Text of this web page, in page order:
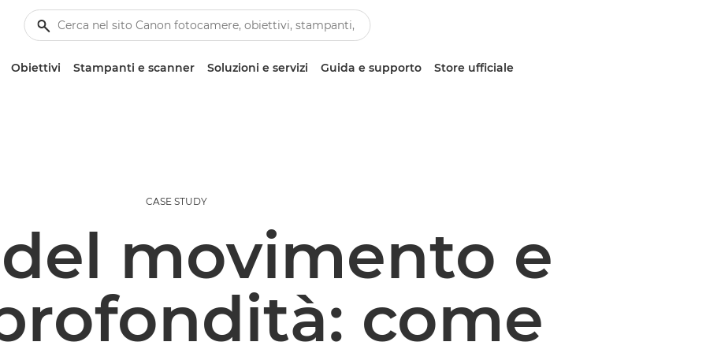
Obiettivi Stampanti e scanner Soluzioni e servizi Guida e supporto Store ufficiale
CASE STUDY
movimento e
come